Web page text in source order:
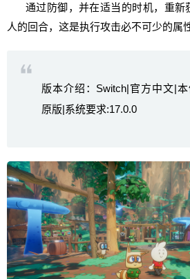
通过防御，并在适当的时机，重新
人的回合，这是执行攻击必不可少的属性
版本介绍：Switch|官方中文|
原版|系统要求:17.0.0